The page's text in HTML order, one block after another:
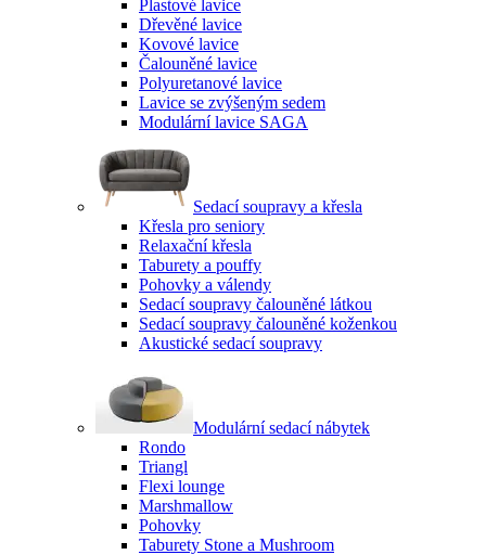
Plastové lavice
Dřevěné lavice
Kovové lavice
Čalouněné lavice
Polyuretanové lavice
Lavice se zvýšeným sedem
Modulární lavice SAGA
Sedací soupravy a křesla
Křesla pro seniory
Relaxační křesla
Taburety a pouffy
Pohovky a válendy
Sedací soupravy čalouněné látkou
Sedací soupravy čalouněné koženkou
Akustické sedací soupravy
Modulární sedací nábytek
Rondo
Triangl
Flexi lounge
Marshmallow
Pohovky
Taburety Stone a Mushroom